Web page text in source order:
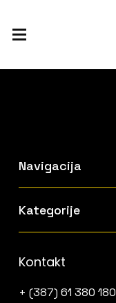
Navigacija
Kategorije
Kontakt
+ (387) 61 380 180